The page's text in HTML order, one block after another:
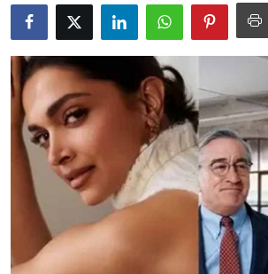
Epaper
धर्म
लाइफस्टाइल
टेक